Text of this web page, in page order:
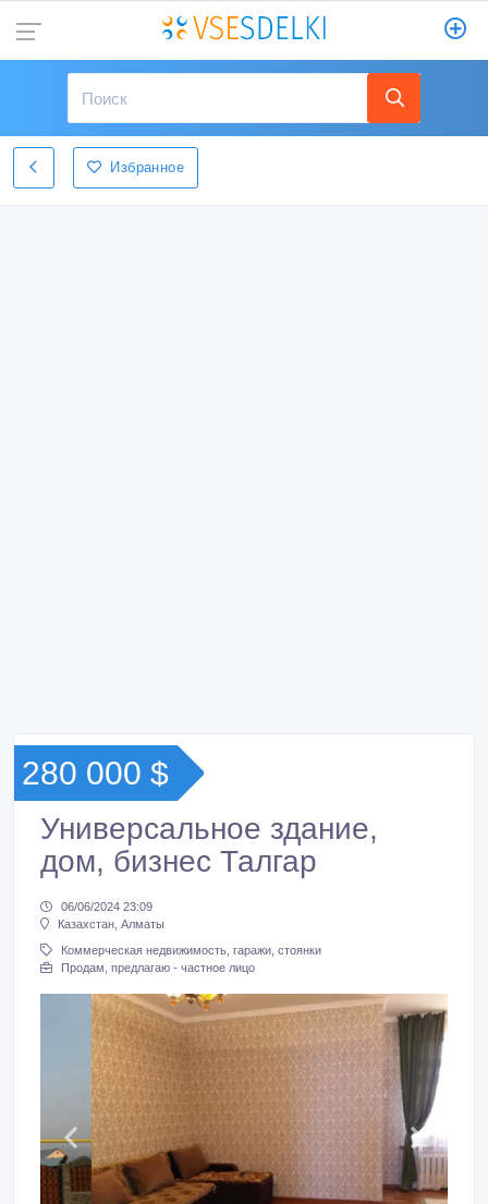
Избранное
280 000 $
Универсальное здание,
дом, бизнес Талгар
06/06/2024 23:09
Казахстан, Алматы
Коммерческая недвижимость, гаражи, стоянки
Продам, предлагаю - частное лицо